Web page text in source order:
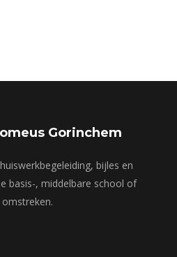
Gorinchem
bijles en
basis-, middelbare school of